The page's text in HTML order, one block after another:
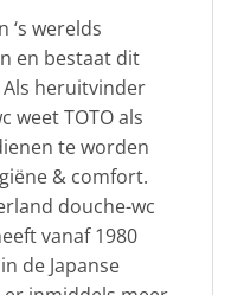
‘s werelds
en bestaat dit
Als heruitvinder
weet TOTO als
te worden
& comfort.
douche-wc
vanaf 1980
de Japanse